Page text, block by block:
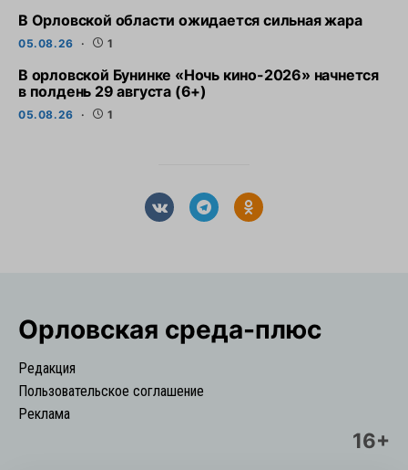
В Орловской области ожидается сильная жара
05.08.26 1
В орловской Бунинке «Ночь кино-2026» начнется
в полдень 29 августа (6+)
05.08.26 1
Орловская cреда-плюс
Редакция
Пользовательское соглашение
Реклама
16+